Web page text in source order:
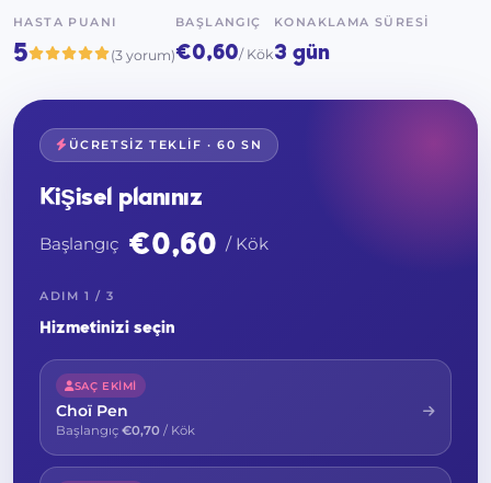
HASTA PUANI
5 (3 yorum)
BAŞLANGIÇ
€0,60/ Kök
KONAKLAMA SÜRESI
3 gün
ÜCRETSIZ TEKLIF · 60 SN
Kişisel planınız
Başlangıç €0,60 / Kök
ADIM 1 / 3
Hizmetinizi seçin
SAÇ EKIMI
Choï Pen
Başlangıç €0,70 / Kök